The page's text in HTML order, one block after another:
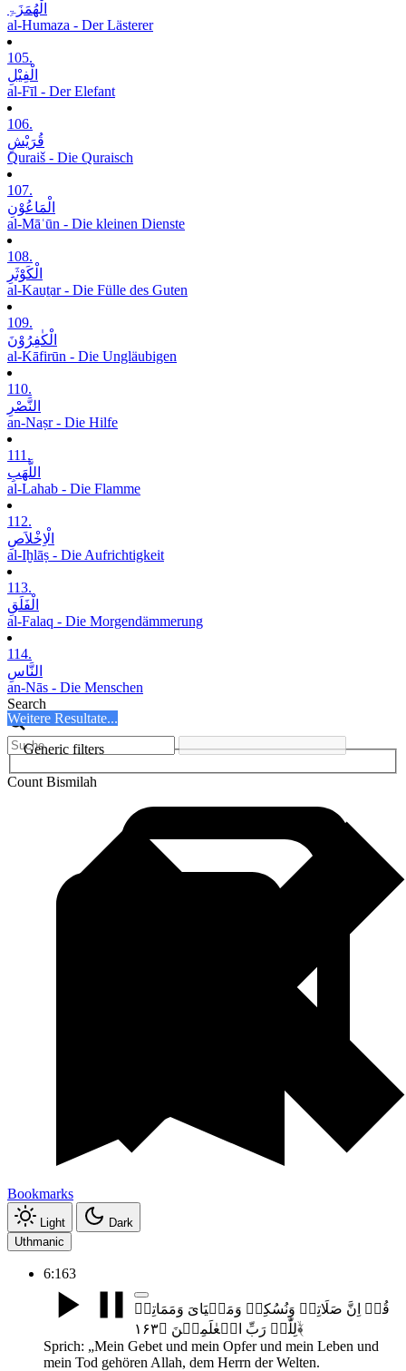
الْھُمَزَۃِ
al-Humaza - Der Lästerer
105.
الْفِیْلِ
al-Fīl - Der Elefant
106.
قُرَیْشٍ
Quraiš - Die Quraisch
107.
الْمَاعُوْنِ
al-Māʿūn - Die kleinen Dienste
108.
الْکَوْثَرِ
al-Kauṯar - Die Fülle des Guten
109.
الْکٰفِرُوْنَ
al-Kāfirūn - Die Ungläubigen
110.
النَّصْرِ
an-Naṣr - Die Hilfe
111.
اللَّھَبِ
al-Lahab - Die Flamme
112.
الْاِخْلاَصِ
al-Iḫlāṣ - Die Aufrichtigkeit
113.
الْفَلَقِ
al-Falaq - Die Morgendämmerung
114.
النَّاسِ
an-Nās - Die Menschen
Search
Weitere Resultate...
Generic filters
Count Bismilah
Bookmarks
Light
Dark
Uthmanic
6:163
قُلۡ اِنَّ صَلَاتِیۡ وَنُسُکِیۡ وَمَحۡیَایَ وَمَمَاتِیۡ
لِلّٰہِ رَبِّ الۡعٰلَمِیۡنَ ﴿۱۶۳﴾ۙ
Sprich: „Mein Gebet und mein Opfer und mein Leben und
mein Tod gehören Allah, dem Herrn der Welten.